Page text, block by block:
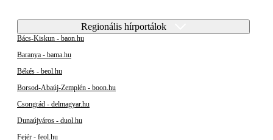
Regionális hírportálok
Bács-Kiskun - baon.hu
Baranya - bama.hu
Békés - beol.hu
Borsod-Abaúj-Zemplén - boon.hu
Csongrád - delmagyar.hu
Dunaújváros - duol.hu
Fejér - feol.hu